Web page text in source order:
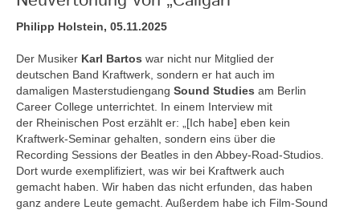
Philipp Holstein, 05.11.2025
Der Musiker Karl Bartos war nicht nur Mitglied der
deutschen Band Kraftwerk, sondern er hat auch im
damaligen Masterstudiengang Sound Studies am Berlin
Career College unterrichtet. In einem Interview mit
der Rheinischen Post erzählt er: „[Ich habe] eben kein
Kraftwerk-Seminar gehalten, sondern eins über die
Recording Sessions der Beatles in den Abbey-Road-Studios.
Dort wurde exemplifiziert, was wir bei Kraftwerk auch
gemacht haben. Wir haben das nicht erfunden, das haben
ganz andere Leute gemacht. Außerdem habe ich Film-Sound